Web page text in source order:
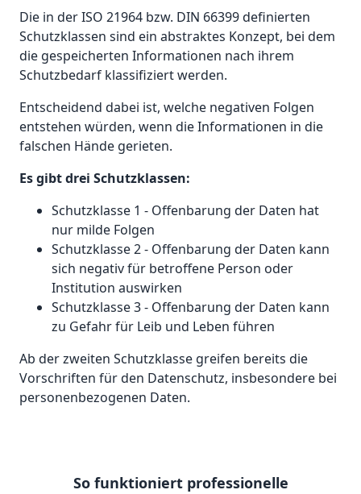
Die in der ISO 21964 bzw. DIN 66399 definierten
Schutzklassen sind ein abstraktes Konzept, bei dem
die gespeicherten Informationen nach ihrem
Schutzbedarf klassifiziert werden.
Entscheidend dabei ist, welche negativen Folgen
entstehen würden, wenn die Informationen in die
falschen Hände gerieten.
Es gibt drei Schutzklassen:
Schutzklasse 1 - Offenbarung der Daten hat
nur milde Folgen
Schutzklasse 2 - Offenbarung der Daten kann
sich negativ für betroffene Person oder
Institution auswirken
Schutzklasse 3 - Offenbarung der Daten kann
zu Gefahr für Leib und Leben führen
Ab der zweiten Schutzklasse greifen bereits die
Vorschriften für den Datenschutz, insbesondere bei
personenbezogenen Daten.
So funktioniert professionelle